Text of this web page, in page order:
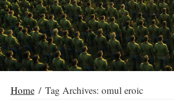
Home / Tag Archives: omul eroic